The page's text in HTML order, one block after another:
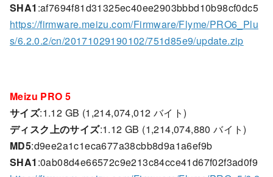
SHA1 :af7694f81d31325ec40ee2903bbbd10b98cf0dc5
https://firmware.meizu.com/Firmware/Flyme/PRO6_Plu
s/6.2.0.2/cn/20171029190102/751d85e9/update.zip
Meizu PRO 5
サイズ:1.12 GB (1,214,074,012 バイト)
ディスク上のサイズ:1.12 GB (1,214,074,880 バイト)
MD5:d9ee2a1c1eca677a38cbb8d9a1a6ef9b
SHA1 :0ab08d4e66572c9e213c84cce41d67f02f3ad0f9